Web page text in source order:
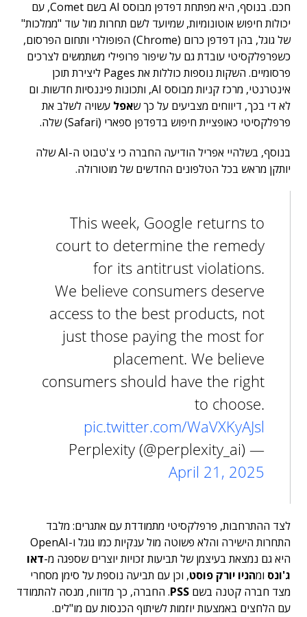
חכם. בנוסף, היא מפתחת דפדפן מבוסס AI בשם Comet, עם
יכולות חיפוש אוטונומיות, שמיועד לשם תחרות מול עוד "ממלכות"
של גוגל, בהן דפדפן כרום (Chrome) הפופולרי ותחום הפרסום,
כשפרפלקסיטי עובדת גם על שיפור פרופילי משתמשים לצרכים
פרסומיים. השקות נוספות כוללות את Pages ליצירת תוכן
אינטרנטי, מרכז קניות מבוסס AI, ותכונות פיננסיות חדשות. ום
לא די בכך, דיווחים מצביעים על כך שאפל עשויה לשלב את
פרפלקסיטי כאופציית חיפוש בדפדפן ספארי (Safari) שלה.
בנוסף, בשלהיי אפריל הודיעה החברה כי צ'טבוט ה-AI שלה
יותקן מראש בכל הטלפונים החדשים של מוטורולה.
This week, Google returns to
court to determine the remedy
for its antitrust violations.
We believe consumers deserve
access to the best products, not
just those paying the most for
placement. We believe
consumers should have the right
to choose.
pic.twitter.com/WaVXKyAJsl
— Perplexity (@perplexity_ai)
April 21, 2025
לצד ההתרחבות, פרפלקסיטי מתמודדת עם אתגרים: מלבד
התחרות הישירה והלא פשוטה מול ענקיות כמו גוגל ו-OpenAI
היא גם נמצאת בעיצמן של תביעות זכויות יוצרים שספגה מ-דאו
ג'ונס ומהניו יורק פוסט, וכן עם תביעה נוספת על סימן מסחרי
מצד חברה קטנה בשם PSS. החברה, כך מדווח, מנסה להתמודד
עם הלחצים באמצעות יוזמות לשיתוף הכנסות עם מו"לים.